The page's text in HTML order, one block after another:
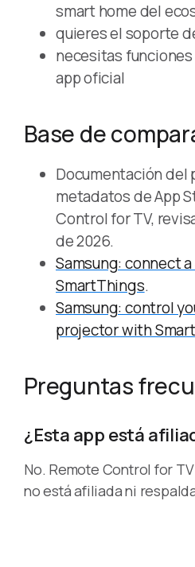
smart home del
quieres el soporte
necesitas
app oficial
Base de
Documentación del
metadatos de App
Control for TV,
de 2026.
Samsung: connect
SmartThings.
Samsung: control
projector with
Preguntas
¿Esta app está
No. Remote Control for
no está afiliada ni